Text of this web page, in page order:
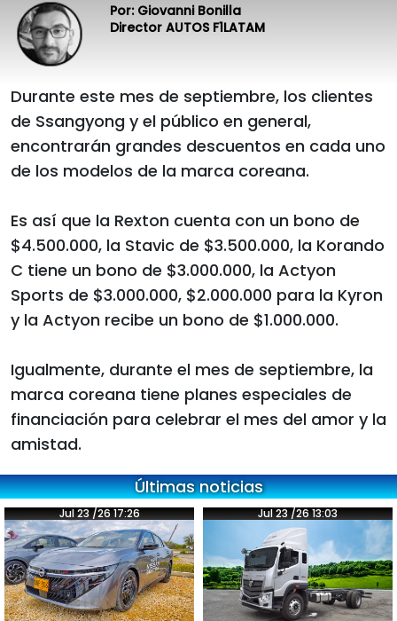
Por: Giovanni Bonilla
Director AUTOS F1LATAM
Durante este mes de septiembre, los clientes
de Ssangyong y el público en general,
encontrarán grandes descuentos en cada uno
de los modelos de la marca coreana.
Es así que la Rexton cuenta con un bono de
$4.500.000, la Stavic de $3.500.000, la Korando
C tiene un bono de $3.000.000, la Actyon
Sports de $3.000.000, $2.000.000 para la Kyron
y la Actyon recibe un bono de $1.000.000.
Igualmente, durante el mes de septiembre, la
marca coreana tiene planes especiales de
financiación para celebrar el mes del amor y la
amistad.
Últimas noticias
Jul 23 /26 17:26 Jul 23 /26 13:03